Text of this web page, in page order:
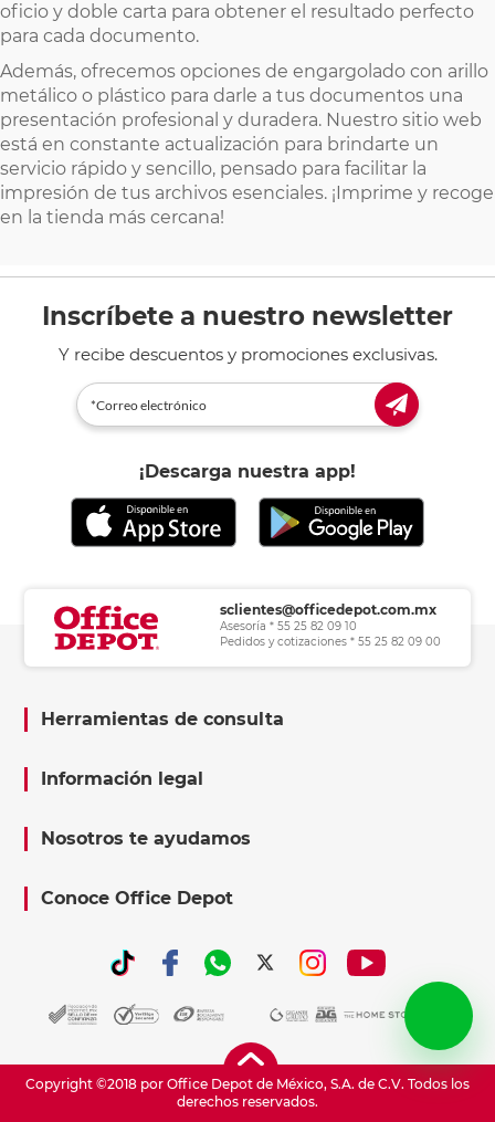
oficio y doble carta para obtener el resultado perfecto
para cada documento.
Además, ofrecemos opciones de engargolado con arillo
metálico o plástico para darle a tus documentos una
presentación profesional y duradera. Nuestro sitio web
está en constante actualización para brindarte un
servicio rápido y sencillo, pensado para facilitar la
impresión de tus archivos esenciales. ¡Imprime y recoge
en la tienda más cercana!
Inscríbete a nuestro newsletter
Y recibe descuentos y promociones exclusivas.
¡Descarga nuestra app!
sclientes@officedepot.com.mx
Asesoría * 55 25 82 09 10
Pedidos y cotizaciones * 55 25 82 09 00
Herramientas de consulta
Información legal
Nosotros te ayudamos
Conoce Office Depot
Copyright ©2018 por Office Depot de México, S.A. de C.V. Todos los
derechos reservados.